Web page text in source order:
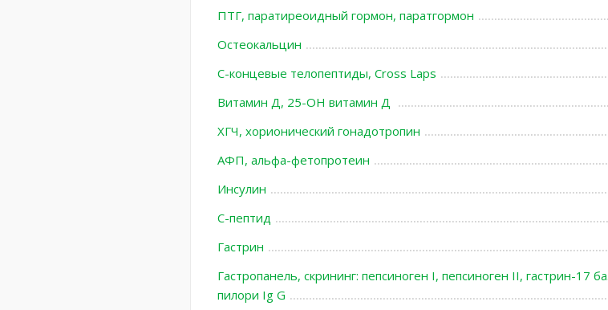
ПТГ, паратиреоидный гормон, паратгормон
Остеокальцин
С-концевые телопептиды, Cross Laps
Витамин Д, 25-ОН витамин Д
ХГЧ, хорионический гонадотропин
АФП, альфа-фетопротеин
Инсулин
С-пептид
Гастрин
Гастропанель, скрининг: пепсиноген I, пепсиноген II, гастрин-17
пилори Ig G